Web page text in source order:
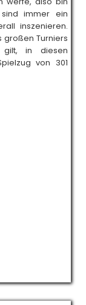
sind immer ein
inszenieren.
großen Turniers
in diesen
von 301